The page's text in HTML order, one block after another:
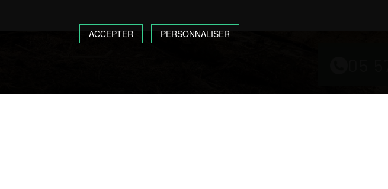
ACCEPTER PERSONNALISER